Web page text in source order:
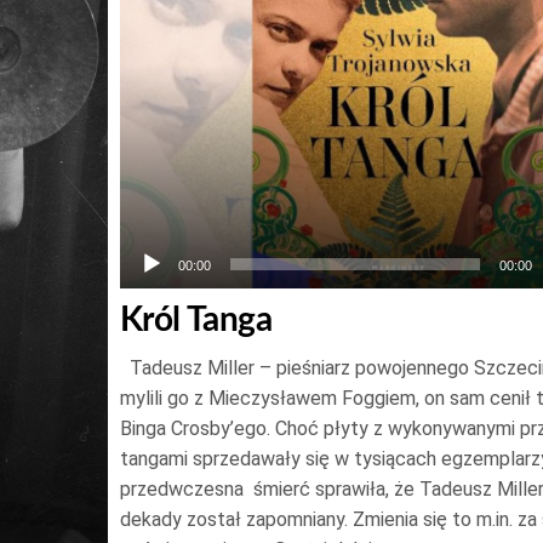
00:00 00:00
Król Tanga
Tadeusz Miller – pieśniarz powojennego
mylili go z Mieczysławem Foggiem, on sam
Binga Crosby’ego. Choć płyty z wykonywanymi
tangami sprzedawały się w tysiącach
przedwczesna śmierć sprawiła, że Tadeusz
dekady został zapomniany. Zmienia się to m.in. za